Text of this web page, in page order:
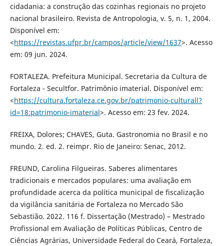
cidadania: a construção das cozinhas regionais no projeto
nacional brasileiro. Revista de Antropologia, v. 5, n. 1, 2004.
Disponível em:
<https://revistas.ufpr.br/campos/article/view/1637>. Acesso
em: 09 jun. 2024.
FORTALEZA. Prefeitura Municipal. Secretaria da Cultura de
Fortaleza - Secultfor. Patrimônio imaterial. Disponível em:
<https://cultura.fortaleza.ce.gov.br/patrimonio-culturall?
id=18:patrimonio-imaterial>. Acesso em: 23 fev. 2024.
FREIXA, Dolores; CHAVES, Guta. Gastronomia no Brasil e no
mundo. 2. ed. 2. reimpr. Rio de Janeiro: Senac, 2012.
FREUND, Carolina Filgueiras. Saberes alimentares
tradicionais e mercados populares: uma avaliação em
profundidade acerca da política municipal de fiscalização
da vigilância sanitária de Fortaleza no Mercado São
Sebastião. 2022. 116 f. Dissertação (Mestrado) – Mestrado
Profissional em Avaliação de Políticas Públicas, Centro de
Ciências Agrárias, Universidade Federal do Ceará, Fortaleza,